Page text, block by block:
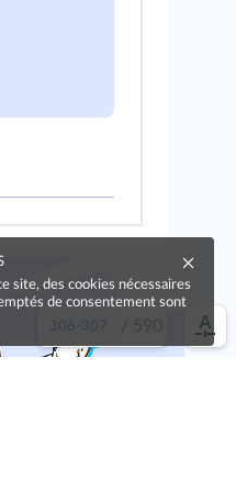
/ 590
site, des cookies nécessaires
de consentement sont